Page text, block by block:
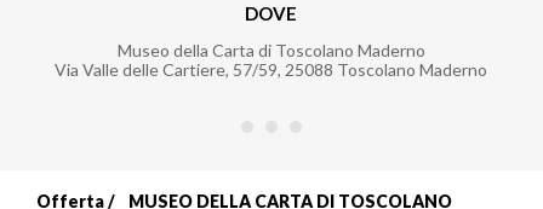
DOVE
Museo della Carta di Toscolano Maderno
Via Valle delle Cartiere, 57/59, 25088 Toscolano Maderno
Offerta
MUSEO DELLA CARTA DI TOSCOLANO